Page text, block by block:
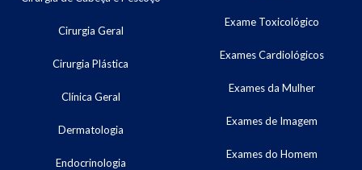
Cirurgia Geral
Cirurgia Plástica
Clínica Geral
Dermatologia
Endocrinologia
Exame Toxicológico
Exames Cardiológicos
Exames da Mulher
Exames de Imagem
Exames do Homem